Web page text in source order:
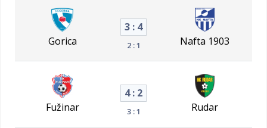
Gorica
3 : 4
2 : 1 Nafta 1903
Fužinar
4 : 2
3 : 1 Rudar